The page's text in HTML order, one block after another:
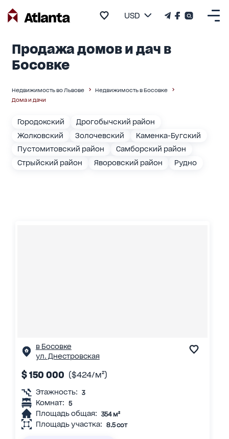
USD
Продажа домов и дач в
Босовке
Недвижимость во Львове
Недвижимость в Босовке
Дома и дачи
Городокский
Дрогобычский район
Жолковский
Золочевский
Каменка-Бугский
Пустомитовский район
Самборский район
Стрыйский район
Яворовский район Рудно
в Босовке
ул. Днестровская
$ 150 000 ($424/м²)
Этажность: 3
Комнат: 5
Площадь общая: 354 м²
Площадь участка: 8.5 сот